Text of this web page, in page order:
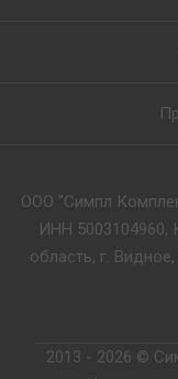
ООО "Симпл
ИНН 5003104960,
область, г.
2013 - 2026 ©